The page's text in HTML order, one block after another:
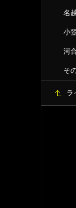
名
小
河
そ
ラ